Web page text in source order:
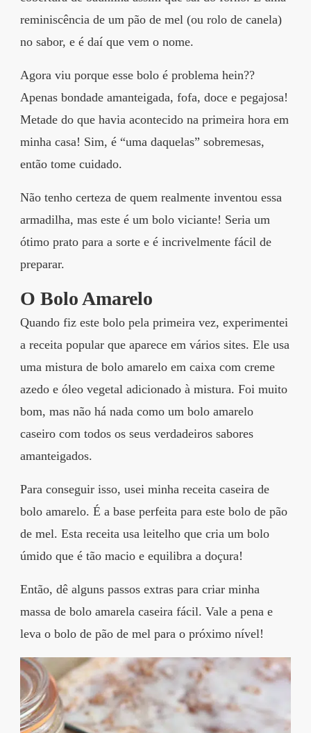
reminiscência de um pão de mel (ou rolo de canela)
no sabor, e é daí que vem o nome.
Agora viu porque esse bolo é problema hein??
Apenas bondade amanteigada, fofa, doce e pegajosa!
Metade do que havia acontecido na primeira hora em
minha casa! Sim, é “uma daquelas” sobremesas,
então tome cuidado.
Não tenho certeza de quem realmente inventou essa
armadilha, mas este é um bolo viciante! Seria um
ótimo prato para a sorte e é incrivelmente fácil de
preparar.
O Bolo Amarelo
Quando fiz este bolo pela primeira vez, experimentei
a receita popular que aparece em vários sites. Ele usa
uma mistura de bolo amarelo em caixa com creme
azedo e óleo vegetal adicionado à mistura. Foi muito
bom, mas não há nada como um bolo amarelo
caseiro com todos os seus verdadeiros sabores
amanteigados.
Para conseguir isso, usei minha receita caseira de
bolo amarelo. É a base perfeita para este bolo de pão
de mel. Esta receita usa leitelho que cria um bolo
úmido que é tão macio e equilibra a doçura!
Então, dê alguns passos extras para criar minha
massa de bolo amarela caseira fácil. Vale a pena e
leva o bolo de pão de mel para o próximo nível!